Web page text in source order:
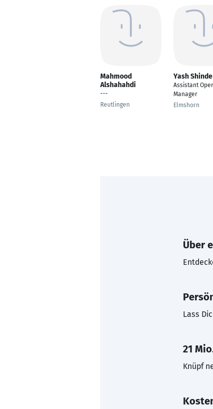
Mahmood
Alshahahdi
---
Reutlingen
Yash Shinde
Assistant
Manager
Elmshorn
Über
Lass
21
Knüpf